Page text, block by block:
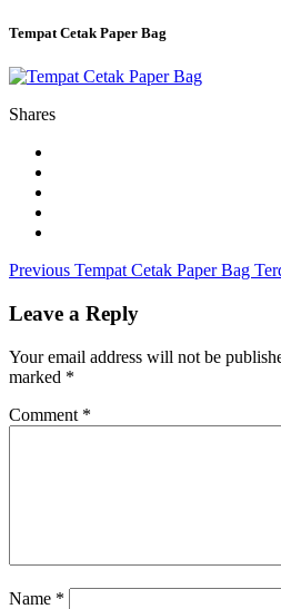
Tempat Cetak Paper Bag
Shares
Post
navigation
Previous Previous
Tempat Cetak Paper Bag
Leave a Reply
Your email address will not be
marked *
Comment *
Name *